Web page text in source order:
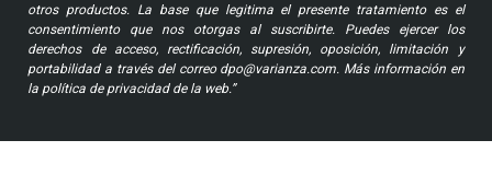
otros productos. La base que legitima el presente tratamiento es el
consentimiento que nos otorgas al suscribirte. Puedes ejercer los
derechos de acceso, rectificación, supresión, oposición, limitación y
portabilidad a través del correo dpo@varianza.com. Más información en
la política de privacidad de la web.”